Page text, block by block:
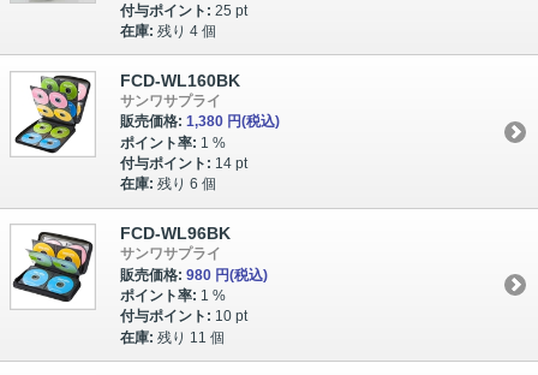
付与ポイント: 25 pt
在庫: 残り 4 個
FCD-WL160BK
サンワサプライ
販売価格: 1,380 円(税込)
ポイント率: 1 %
付与ポイント: 14 pt
在庫: 残り 6 個
FCD-WL96BK
サンワサプライ
販売価格: 980 円(税込)
ポイント率: 1 %
付与ポイント: 10 pt
在庫: 残り 11 個